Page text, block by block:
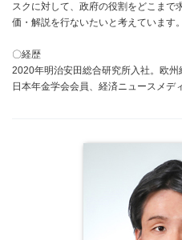
スクに対して、政府の役割をどこまで
価・解説を行ないたいと考えています。
〇経歴
2020年明治安田総合研究所入社。欧州
日本年金学会会員、経済ニュースメデ